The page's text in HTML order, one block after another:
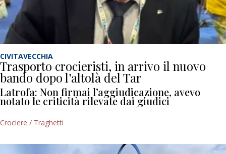
CIVITAVECCHIA
Trasporto crocieristi, in arrivo il nuovo
bando dopo l’altolà del Tar
Latrofa: Non firmai l’aggiudicazione, avevo
notato le criticità rilevate dai giudici
Crociere / Traghetti